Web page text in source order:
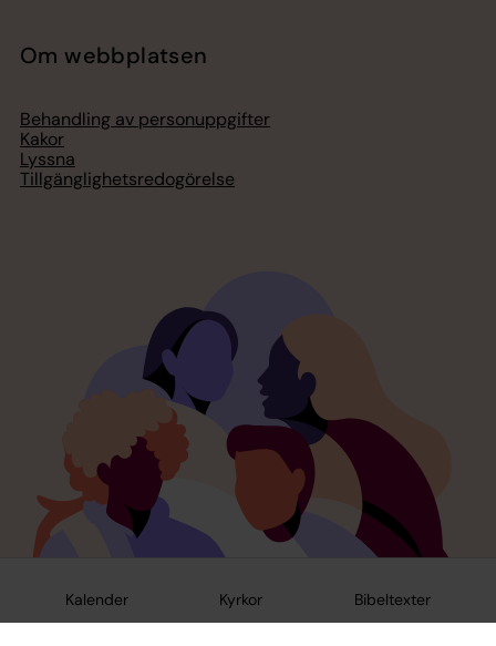
Kalender Kyrkor Bibeltexter
Om webbplatsen
Behandling av personuppgifter
Kakor
Lyssna
Tillgänglighetsredogörelse